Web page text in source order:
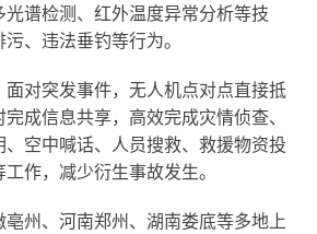
谱检测、红外温度异常分析等技
、违法垂钓等行为。
面对突发事件，无人机点对点直接抵
成信息共享，高效完成灾情侦查、
空中喊话、人员搜救、救援物资投
作，减少衍生事故发生。
州、河南郑州、湖南娄底等多地上